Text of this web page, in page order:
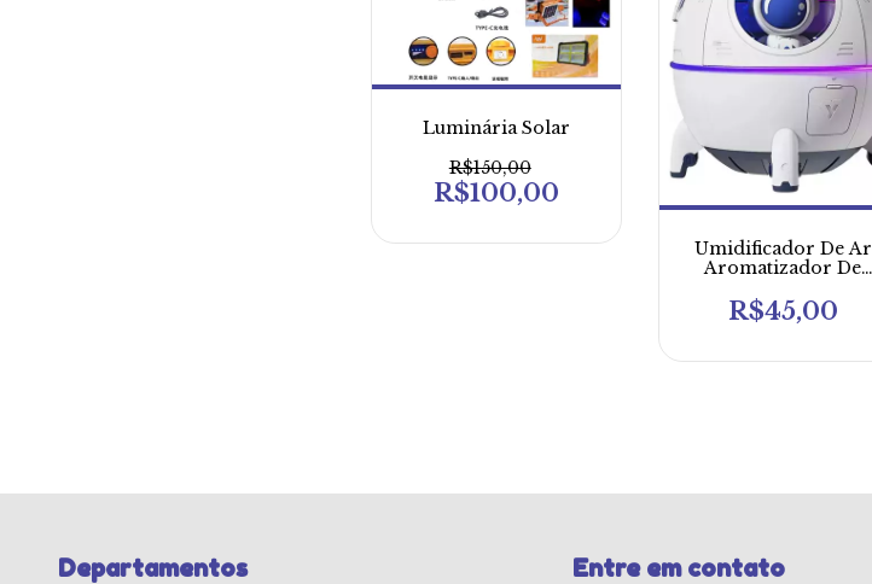
Luminária Solar
R$150,00
R$100,00
Umidificador De Ar
Aromatizador De
Espacial
R$45,00
Departamentos Entre em contato